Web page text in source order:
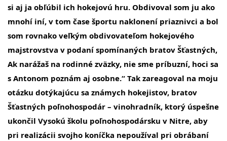
si aj ja obľúbil ich hokejovú hru. Obdivoval som ju ako
mnohí iní, v tom čase športu naklonení priaznivci a bol
som rovnako veľkým obdivovateľom hokejového
majstrovstva v podaní spomínaných bratov Šťastných,
Ak narážaš na rodinné zväzky, nie sme príbuzní, hoci sa
s Antonom poznám aj osobne.“ Tak zareagoval na moju
otázku dotýkajúcu sa známych hokejistov, bratov
Šťastných poľnohospodár – vinohradník, ktorý úspešne
ukončil Vysokú školu poľnohospodársku v Nitre, aby
pri realizácii svojho koníčka nepoužíval pri obrábaní